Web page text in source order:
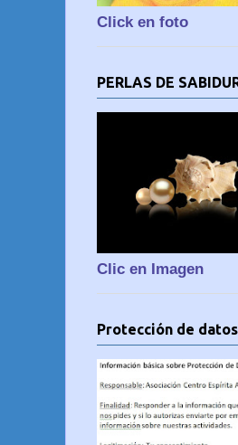
Click en foto
PERLAS DE
Clic en Imagen
Protección de datos